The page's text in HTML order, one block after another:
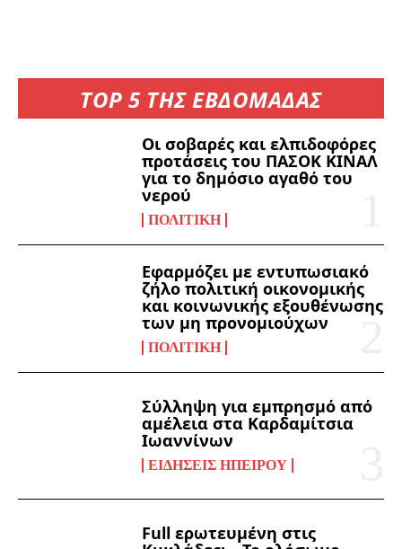
TOP 5 ΤΗΣ ΕΒΔΟΜΑΔΑΣ
Οι σοβαρές και ελπιδοφόρες
προτάσεις του ΠΑΣΟΚ ΚΙΝΑΛ
για το δημόσιο αγαθό του
νερού
ΠΟΛΙΤΙΚΉ
Εφαρμόζει με εντυπωσιακό
ζήλο πολιτική οικονομικής
και κοινωνικής εξουθένωσης
των μη προνομιούχων
ΠΟΛΙΤΙΚΉ
Σύλληψη για εμπρησμό από
αμέλεια στα Καρδαμίτσια
Ιωαννίνων
ΕΙΔΉΣΕΙΣ ΗΠΕΊΡΟΥ
Full ερωτευμένη στις